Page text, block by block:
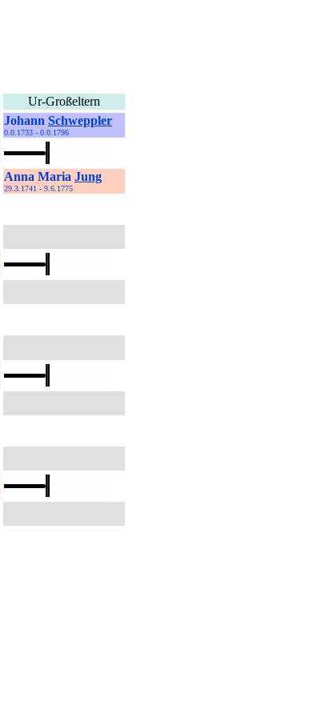
Ur-Großeltern
Johann Schweppler
0.0.1733 - 0.0.1796
Anna Maria Jung
29.3.1741 - 9.6.1775